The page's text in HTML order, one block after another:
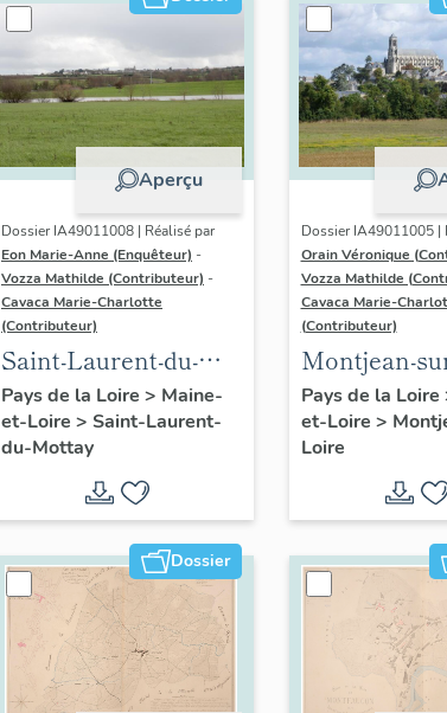
Aperçu
Dossier IA49011008 | Réalisé par
Eon Marie-Anne (Enquêteur) -
Vozza Mathilde (Contributeur) -
Cavaca Marie-Charlotte
(Contributeur)
Saint-Laurent-du-
Mottay :
présentation de la
commune
Pays de la Loire > Maine-
et-Loire > Saint-Laurent-
du-Mottay
Dossier IA49011005 |
Orain Véronique
Vozza Mathilde
Cavaca Marie-
(Contributeur)
Montjean-
commune
Pays de la Loire
et-Loire >
Loire
Dossier